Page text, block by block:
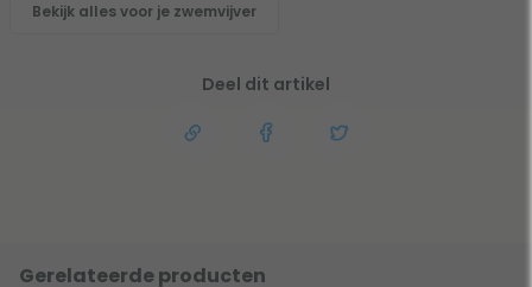
Bekijk alles voor je zwemvijver
Deel dit artikel
Gerelateerde producten